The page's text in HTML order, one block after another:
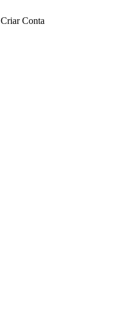
Criar Conta